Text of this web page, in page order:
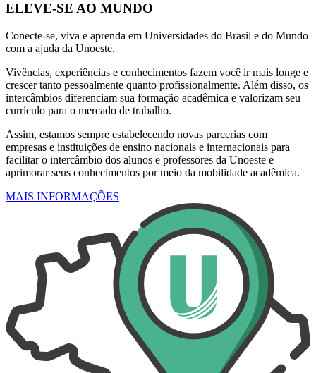
ELEVE-SE AO MUNDO
Conecte-se, viva e aprenda em Universidades do Brasil e do Mundo
com a ajuda da Unoeste.
Vivências, experiências e conhecimentos fazem você ir mais longe e
crescer tanto pessoalmente quanto profissionalmente. Além disso, os
intercâmbios diferenciam sua formação acadêmica e valorizam seu
currículo para o mercado de trabalho.
Assim, estamos sempre estabelecendo novas parcerias com
empresas e instituições de ensino nacionais e internacionais para
facilitar o intercâmbio dos alunos e professores da Unoeste e
aprimorar seus conhecimentos por meio da mobilidade acadêmica.
MAIS INFORMAÇÕES